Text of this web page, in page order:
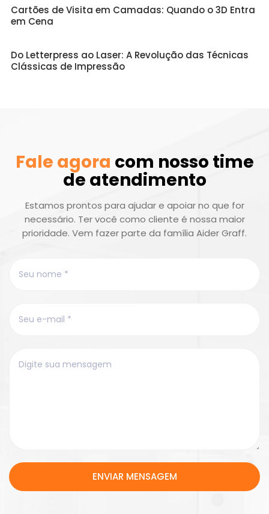
Cartões de Visita em Camadas: Quando o 3D Entra
em Cena
Do Letterpress ao Laser: A Revolução das Técnicas
Clássicas de Impressão
ENVIAR MENSAGEM
Fale agora com nosso time
de atendimento
Estamos prontos para ajudar e apoiar no que for
necessário. Ter você como cliente é nossa maior
prioridade. Vem fazer parte da família Aider Graff.